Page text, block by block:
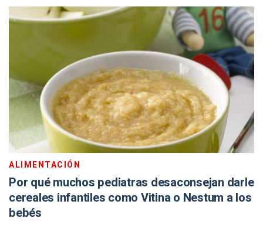
ALIMENTACIÓN
Por qué muchos pediatras desaconsejan darle
cereales infantiles como Vitina o Nestum a los
bebés